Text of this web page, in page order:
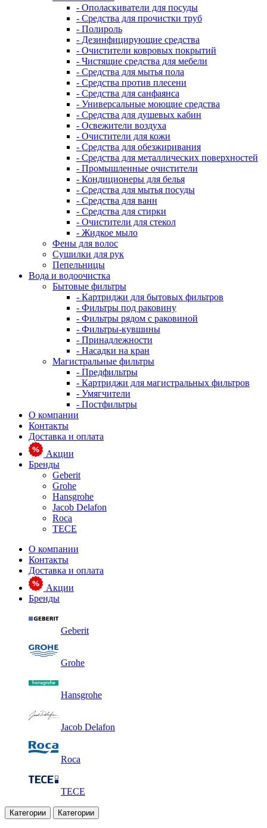
- Ополаскиватели для посуды
- Средства для прочистки труб
- Полироль
- Дезинфицирующие средства
- Очистители ковровых покрытий
- Чистящие средства для мебели
- Средства для мытья пола
- Средства против плесени
- Средства для санфаянса
- Универсальные моющие средства
- Средства для душевых кабин
- Освежители воздуха
- Очистители для кожи
- Средства для обезжиривания
- Средства для металлических поверхностей
- Промышленные очистители
- Кондиционеры для белья
- Средства для мытья посуды
- Средства для ванн
- Средства для стирки
- Очистители для стекол
- Жидкое мыло
Фены для волос
Сушилки для рук
Пепельницы
Вода и водоочистка
Бытовые фильтры
- Картриджи для бытовых фильтров
- Фильтры под раковину
- Фильтры рядом с раковиной
- Фильтры-кувшины
- Принадлежности
- Насадки на кран
Магистральные фильтры
- Предфильтры
- Картриджи для магистральных фильтров
- Умягчители
- Постфильтры
О компании
Контакты
Доставка и оплата
Акции
Бренды
Geberit
Grohe
Hansgrohe
Jacob Delafon
Roca
TECE
О компании
Контакты
Доставка и оплата
Акции
Бренды
Geberit
Grohe
Hansgrohe
Jacob Delafon
Roca
TECE
Категории Категории